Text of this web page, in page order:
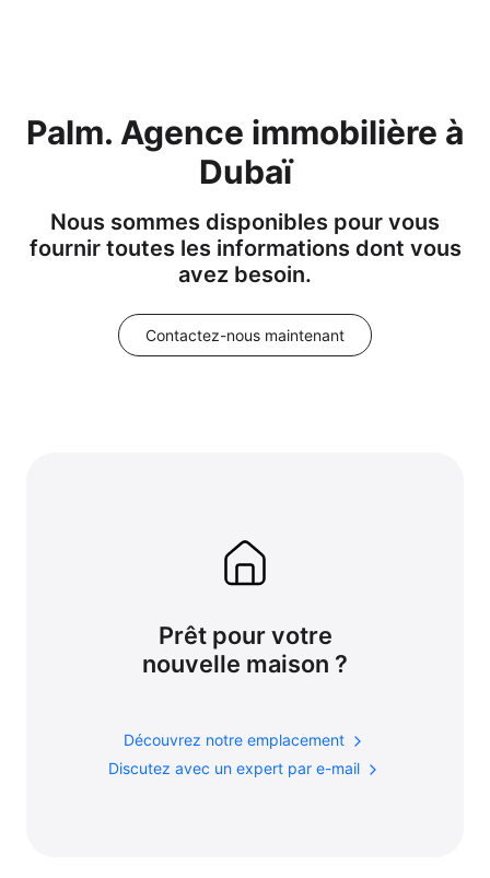
Palm. Agence immobilière à
Dubaï
Nous sommes disponibles pour vous
fournir toutes les informations dont vous
avez besoin.
Contactez-nous maintenant
Prêt pour votre
nouvelle maison ?
Découvrez notre emplacement
Discutez avec un expert par e-mail